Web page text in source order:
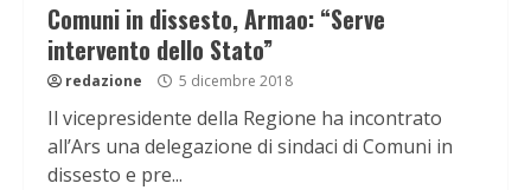
Comuni in dissesto, Armao: “Serve
intervento dello Stato”
redazione 5 dicembre 2018
Il vicepresidente della Regione ha incontrato
all’Ars una delegazione di sindaci di Comuni in
dissesto e pre...